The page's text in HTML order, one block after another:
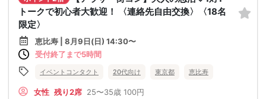
トークで初心者大歓迎！ 〈連絡先自由交換〉〈18名
限定〉
恵比寿 | 8月9日(日) 14:30〜
受付終了まで5時間
イベントコンタクト 20代向け 東京都 恵比寿
女性 残り2席 25〜35歳 100円